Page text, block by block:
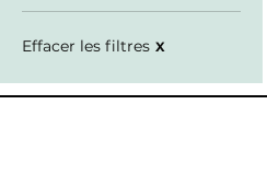
4 €
Effacer les filtres X